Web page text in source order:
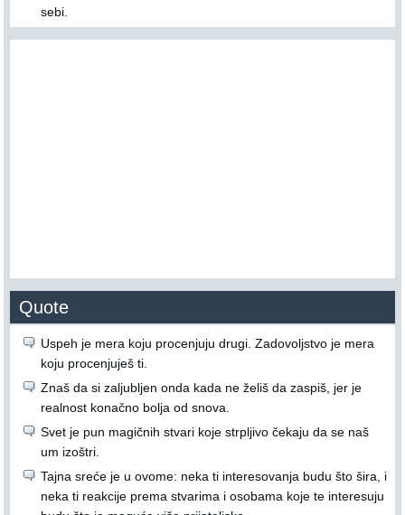
sebi.
Quote
Uspeh je mera koju procenjuju drugi. Zadovoljstvo je mera
koju procenjuješ ti.
Znaš da si zaljubljen onda kada ne želiš da zaspiš, jer je
realnost konačno bolja od snova.
Svet je pun magičnih stvari koje strpljivo čekaju da se naš
um izoštri.
Tajna sreće je u ovome: neka ti interesovanja budu što šira, i
neka ti reakcije prema stvarima i osobama koje te interesuju